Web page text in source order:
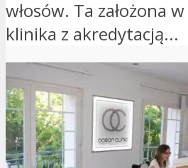
włosów. Ta założona
klinika z akredytacją...